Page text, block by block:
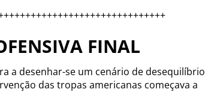
FINAL
a desenhar-se um cenário de desequilíbrio
das tropas americanas começava a